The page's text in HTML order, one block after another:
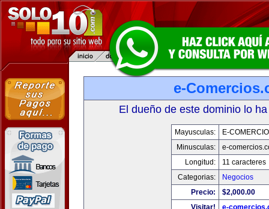
e-
El dueño de este dominio lo
Mayusculas:
E-
Minusculas:
e-
Longitud:
11 caracteres
Categorias:
Negocios
Precio:
$2,000.00
Visitar!
e-